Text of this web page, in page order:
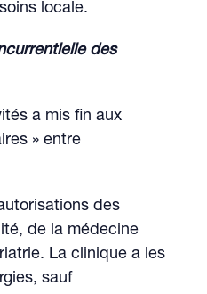
locale.
des
a mis fin aux
» entre
des
de la médecine
La clinique a les
sauf